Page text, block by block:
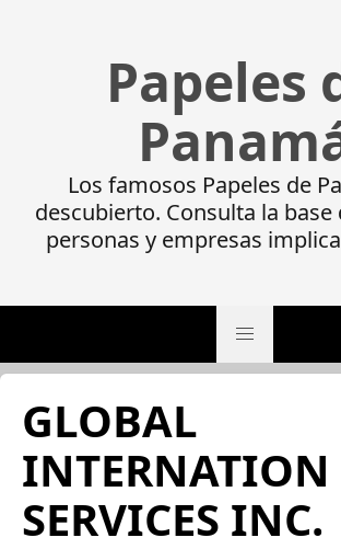
Papeles
Los famosos Papeles de
descubierto. Consulta la base
personas y empresas
GLOBAL
INTERNATION
SERVICES INC.